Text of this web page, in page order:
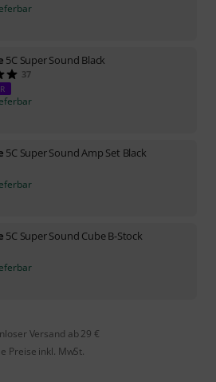
5C Super Sound Black
37
5C Super Sound Amp Set Black
5C Super Sound Cube B-Stock
Versand ab 29 €
Preise inkl. MwSt.